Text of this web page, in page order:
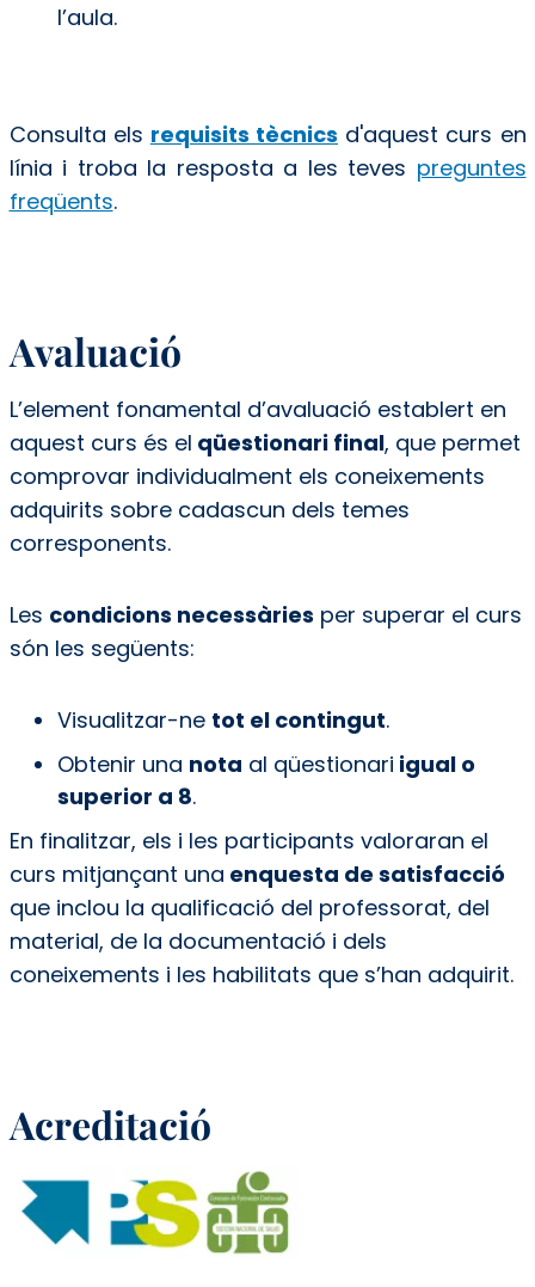
l’aula.
Consulta els requisits tècnics d'aquest curs en
línia i troba la resposta a les teves preguntes
freqüents.
Avaluació
L’element fonamental d’avaluació establert en
aquest curs és el qüestionari final, que permet
comprovar individualment els coneixements
adquirits sobre cadascun dels temes
corresponents.
Les condicions necessàries per superar el curs
són les següents:
Visualitzar-ne tot el contingut.
Obtenir una nota al qüestionari igual o
superior a 8.
En finalitzar, els i les participants valoraran el
curs mitjançant una enquesta de satisfacció
que inclou la qualificació del professorat, del
material, de la documentació i dels
coneixements i les habilitats que s’han adquirit.
Acreditació